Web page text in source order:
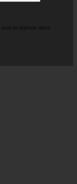
akzeptiere diese.